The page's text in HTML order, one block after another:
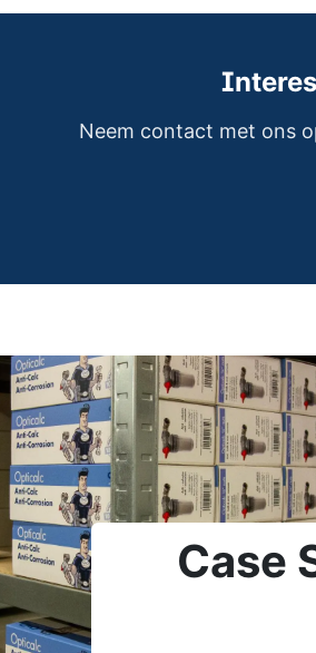
Neem contact met ons
Case